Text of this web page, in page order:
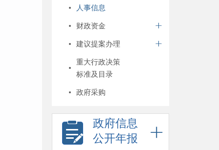
人事信息
财政资金
建议提案办理
重大行政决策
标准及目录
政府采购
政府信息
公开年报